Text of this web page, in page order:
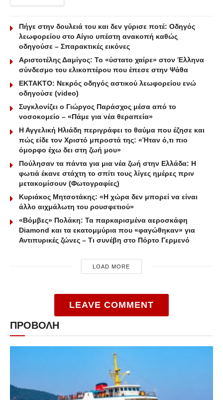
Πήγε στην δουλειά του και δεν γύρισε ποτέ: Οδηγός
λεωφορείου στο Αίγιο υπέστη ανακοπή καθώς
οδηγούσε – Σπαρακτικές εικόνες
Αριστοτέλης Δαμίγος: Το «ύστατο χαίρε» στον Έλληνα
σύνδεσμο του ελικοπτέρου που έπεσε στην Ψάθα
ΕΚΤΑΚΤΟ: Νεκρός οδηγός αστικού λεωφορείου ενώ
οδηγούσε (video)
Συγκλονίζει ο Γιώργος Παράσχος μέσα από το
νοσοκομείο – «Πάμε για νέα θεραπεία»
Η Αγγελική Ηλιάδη περιγράφει το θαύμα που έζησε και
πώς είδε τον Χριστό μπροστά της: «Ήταν ό,τι πιο
όμορφο έχω δει στη ζωή μου»
Πούλησαν τα πάντα για μια νέα ζωή στην Ελλάδα: Η
φωτιά έκανε στάχτη το σπίτι τους λίγες ημέρες πριν
μετακομίσουν (Φωτογραφίες)
Κυριάκος Μητσοτάκης: «Η χώρα δεν μπορεί να είναι
άλλο αιχμάλωτη του ρουσφετιού»
«Βόμβες» Πολάκη: Τα παρκαρισμένα αεροσκάφη
Diamond και τα εκατομμύρια που «φαγώθηκαν» για
Αντιπυρικές ζώνες – Τι συνέβη στο Πόρτο Γερμενό
LOAD MORE
LEAVE COMMENT
ΠΡΟΒΟΛΗ